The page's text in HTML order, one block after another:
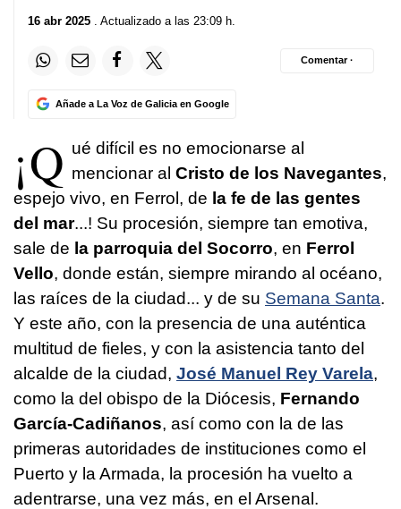
16 abr 2025 . Actualizado a las 23:09 h.
Añade a La Voz de Galicia en Google
Comentar ·
¡Q ué difícil es no emocionarse al
mencionar al Cristo de los Navegantes,
espejo vivo, en Ferrol, de la fe de las gentes
del mar...! Su procesión, siempre tan emotiva,
sale de la parroquia del Socorro, en Ferrol
Vello, donde están, siempre mirando al océano,
las raíces de la ciudad... y de su Semana Santa.
Y este año, con la presencia de una auténtica
multitud de fieles, y con la asistencia tanto del
alcalde de la ciudad, José Manuel Rey Varela,
como la del obispo de la Diócesis, Fernando
García-Cadiñanos, así como con la de las
primeras autoridades de instituciones como el
Puerto y la Armada, la procesión ha vuelto a
adentrarse, una vez más, en el Arsenal.